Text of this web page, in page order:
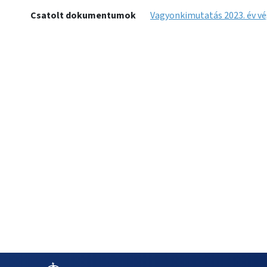
Csatolt dokumentumok Vagyonkimutatás 2023. év